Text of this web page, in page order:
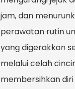
jam, dan
perawatan rutin
yang digerakkan
melalui celah
membersihkan